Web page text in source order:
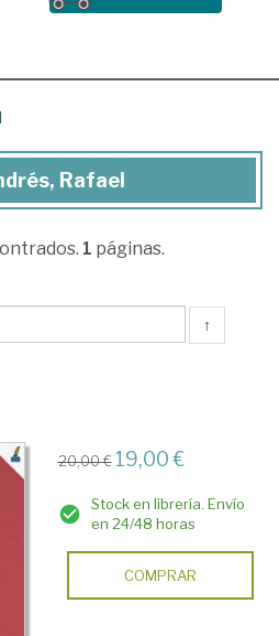
Rafael
1 páginas.
↑
20,00 € 19,00 €
Stock en librería. Envío
en 24/48 horas
COMPRAR